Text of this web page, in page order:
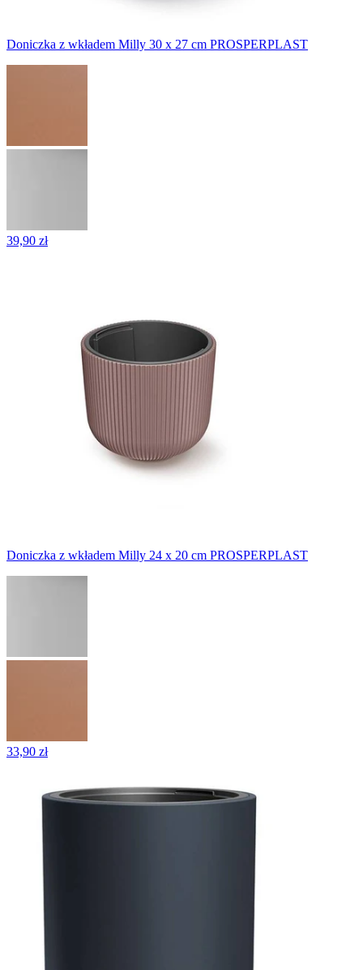
Doniczka z wkładem Milly 30 x 27 cm PROSPERPLAST
39,90 zł
Doniczka z wkładem Milly 24 x 20 cm PROSPERPLAST
33,90 zł